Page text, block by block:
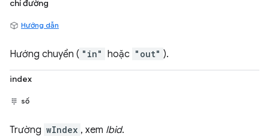
chỉ đường
Hướng dẫn
Hướng chuyển ( "in" hoặc "out" ).
index
số
Trường wIndex , xem Ibid.